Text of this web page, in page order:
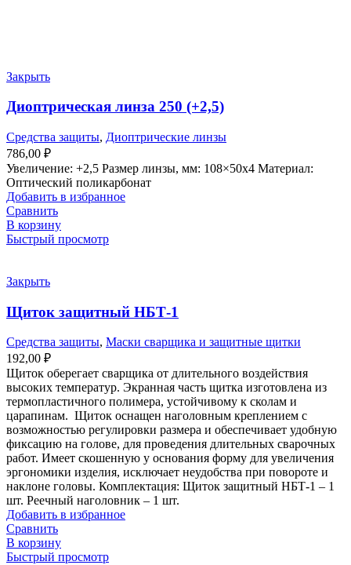
Закрыть
Диоптрическая линза 250 (+2,5)
Средства защиты, Диоптрические линзы
786,00 ₽
Увеличение: +2,5 Размер линзы, мм: 108×50х4 Материал:
Оптический поликарбонат
Добавить в избранное
Сравнить
В корзину
Быстрый просмотр
Закрыть
Щиток защитный НБТ-1
Средства защиты, Маски сварщика и защитные щитки
192,00 ₽
Щиток оберегает сварщика от длительного воздействия
высоких температур. Экранная часть щитка изготовлена из
термопластичного полимера, устойчивому к сколам и
царапинам. Щиток оснащен наголовным креплением с
возможностью регулировки размера и обеспечивает удобную
фиксацию на голове, для проведения длительных сварочных
работ. Имеет скошенную у основания форму для увеличения
эргономики изделия, исключает неудобства при повороте и
наклоне головы. Комплектация: Щиток защитный НБТ-1 – 1
шт. Реечный наголовник – 1 шт.
Добавить в избранное
Сравнить
В корзину
Быстрый просмотр